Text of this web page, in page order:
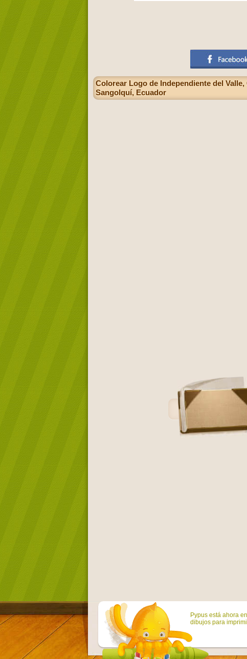
Colorear Logo de Independiente del
Sangolquí, Ecuador
Pypus está ahora
dibujos para